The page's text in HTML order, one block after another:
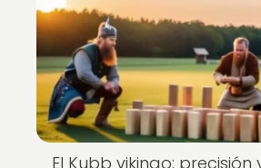
El Kubb vikingo: